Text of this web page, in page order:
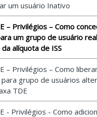
um usuário Inativo
– Privilégios – Como
um grupo de usuário
alíquota de ISS
– Privilégios – Como
grupo de usuários
TDE
- Privilégios - Como